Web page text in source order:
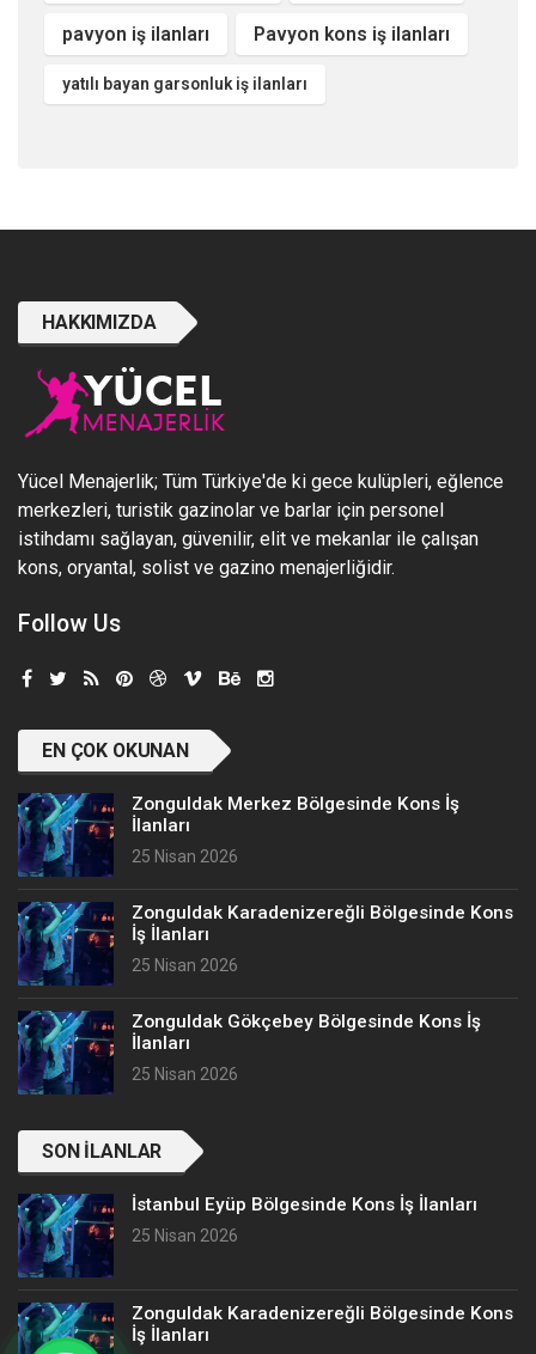
pavyon iş ilanları Pavyon kons iş ilanları
yatılı bayan garsonluk iş ilanları
HAKKIMIZDA
Yücel Menajerlik; Tüm Türkiye'de ki gece kulüpleri, eğlence
merkezleri, turistik gazinolar ve barlar için personel
istihdamı sağlayan, güvenilir, elit ve mekanlar ile çalışan
kons, oryantal, solist ve gazino menajerliğidir.
Follow Us
EN ÇOK OKUNAN
Zonguldak Merkez Bölgesinde Kons İş
İlanları
25 Nisan 2026
Zonguldak Karadenizereğli Bölgesinde Kons
İş İlanları
25 Nisan 2026
Zonguldak Gökçebey Bölgesinde Kons İş
İlanları
25 Nisan 2026
SON İLANLAR
İstanbul Eyüp Bölgesinde Kons İş İlanları
25 Nisan 2026
Zonguldak Karadenizereğli Bölgesinde Kons
İş İlanları